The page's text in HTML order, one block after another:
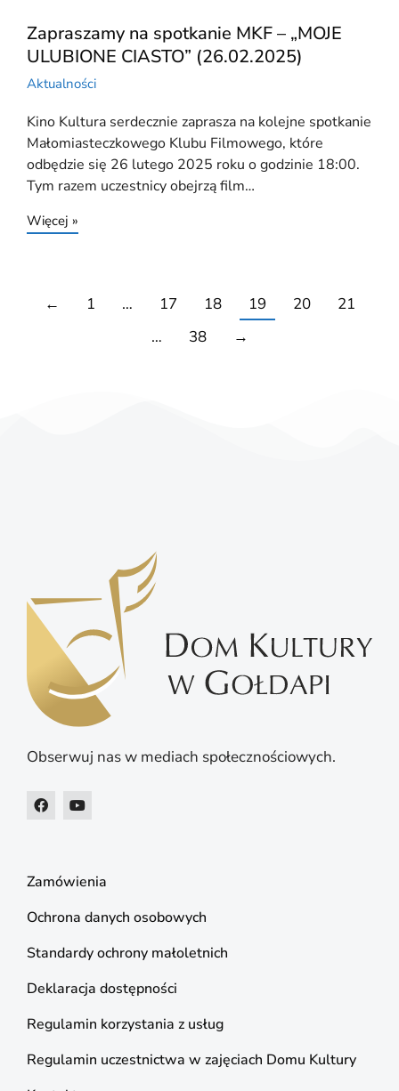
Zapraszamy na spotkanie MKF – „MOJE
ULUBIONE CIASTO” (26.02.2025)
Aktualności
Kino Kultura serdecznie zaprasza na kolejne spotkanie
Małomiasteczkowego Klubu Filmowego, które
odbędzie się 26 lutego 2025 roku o godzinie 18:00.
Tym razem uczestnicy obejrzą film…
Więcej »
← 1 … 17 18 19 20
21
…
38 →
Obserwuj nas w mediach społecznościowych.
Zamówienia
Ochrona danych osobowych
Standardy ochrony małoletnich
Deklaracja dostępności
Regulamin korzystania z usług
Regulamin uczestnictwa w zajęciach Domu Kultury